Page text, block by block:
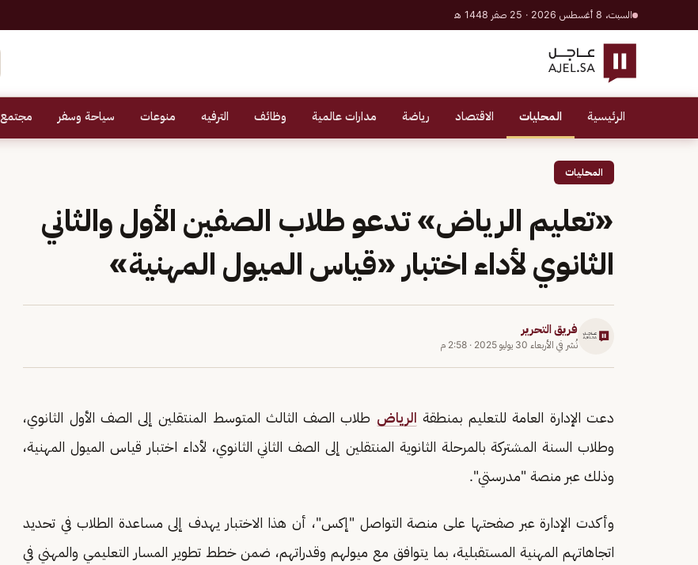
السبت، 8 أغسطس 2026 · 25 صفر 1448 هـ
الرئيسية المحليات الاقتصاد رياضة مدارات عالمية وظائف الترفيه منوعات سياحة وسفر مجتمع
المحليات
«تعليم الرياض» تدعو طلاب الصفين الأول والثاني
الثانوي لأداء اختبار «قياس الميول المهنية»
فريق التحرير
نُشر في الأربعاء 30 يوليو 2025 · 2:58 م
دعت الإدارة العامة للتعليم بمنطقة الرياض طلاب الصف الثالث المتوسط المنتقلين إلى الصف الأول الثانوي،
وطلاب السنة المشتركة بالمرحلة الثانوية المنتقلين إلى الصف الثاني الثانوي، لأداء اختبار قياس الميول المهنية،
وذلك عبر منصة "مدرستي".
وأكدت الإدارة عبر صفحتها على منصة التواصل "إكس"، أن هذا الاختبار يهدف إلى مساعدة الطلاب في تحديد
اتجاهاتهم المهنية المستقبلية، بما يتوافق مع ميولهم وقدراتهم، ضمن خطط تطوير المسار التعليمي والمهني في